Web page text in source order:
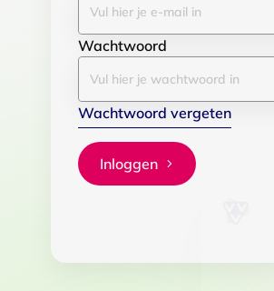
Wachtwoord
Wachtwoord vergeten
Inloggen